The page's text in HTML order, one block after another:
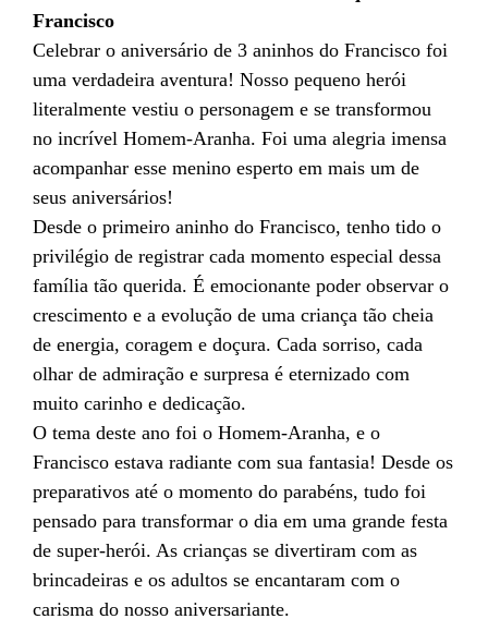
Francisco
Celebrar o aniversário de 3 aninhos do Francisco foi
uma verdadeira aventura! Nosso pequeno herói
literalmente vestiu o personagem e se transformou
no incrível Homem-Aranha. Foi uma alegria imensa
acompanhar esse menino esperto em mais um de
seus aniversários!
Desde o primeiro aninho do Francisco, tenho tido o
privilégio de registrar cada momento especial dessa
família tão querida. É emocionante poder observar o
crescimento e a evolução de uma criança tão cheia
de energia, coragem e doçura. Cada sorriso, cada
olhar de admiração e surpresa é eternizado com
muito carinho e dedicação.
O tema deste ano foi o Homem-Aranha, e o
Francisco estava radiante com sua fantasia! Desde os
preparativos até o momento do parabéns, tudo foi
pensado para transformar o dia em uma grande festa
de super-herói. As crianças se divertiram com as
brincadeiras e os adultos se encantaram com o
carisma do nosso aniversariante.